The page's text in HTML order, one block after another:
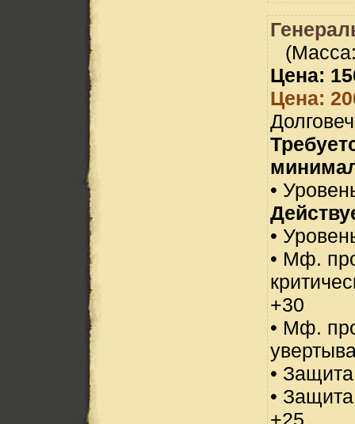
Цена:
Цена:
•
•
• Мф.
+30
• Мф.
•
•
+25